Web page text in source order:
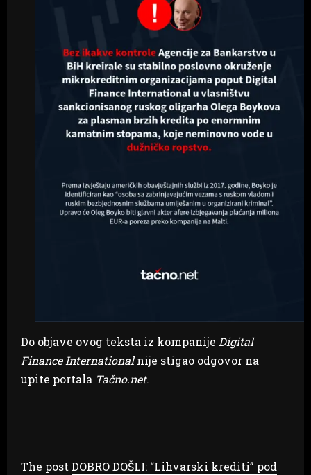
Do objave ovog teksta iz kompanije Digital
Finance Internationalnije stigao odgovor na
upite portala Tačno.net.
The postDOBRO DOŠLI: “Lihvarski krediti” pod